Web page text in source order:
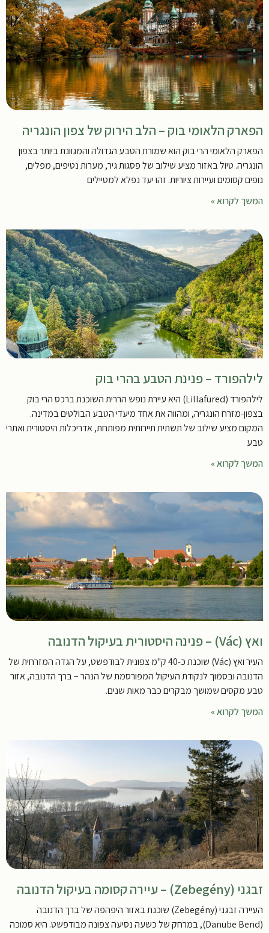
הפארק הלאומי בוק – הלב הירוק של צפון הונגריה
הפארק הלאומי הרי בוק הוא שמורת הטבע הגדולה והמגוונת ביותר בצפון
הונגריה. טיול באזור מציע שילוב של פסגות גיר, מערות נטיפים, מפלים,
נופים קסומים ועיירות ציוריות. זהו יעד נפלא למטיילים
המשך לקרוא »
לילהפורד – פנינת הטבע בהרי בוק
לילהפורד (Lillafüred) היא עיירת נופש הררית השוכנת ברכס הרי בוק
בצפון-מזרח הונגריה, ומהווה את אחד מיעדי הטבע הבולטים במדינה.
המקום מציע שילוב של תשתית תיירותית מפותחת, אדריכלות היסטורית ואתרי
טבע
המשך לקרוא »
ואץ (Vác) – פנינה היסטורית בעיקול הדנובה
העיר ואץ (Vác) שוכנת כ-40 ק"מ צפונית לבודפשט, על הגדה המזרחית של
הדנובה ובסמוך לנקודת העיקול המפורסמת של הנהר – ברך הדנובה, אזור
טבע מקסים שמושך מבקרים כבר מאות שנים.
המשך לקרוא »
זבגני (Zebegény) – עיירה קסומה בעיקול הדנובה
העיירה זבגני (Zebegény) שוכנת באזור היפהפה של ברך הדנובה
(Danube Bend), במרחק של כשעה נסיעה צפונה מבודפשט. היא סמוכה